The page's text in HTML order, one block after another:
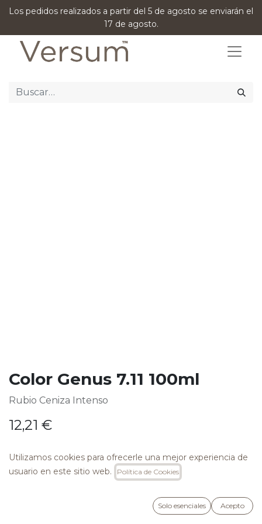
Los pedidos realizados a partir del 5 de agosto se enviarán el
17 de agosto.
Color Genus 7.11 100ml
Rubio Ceniza Intenso
12,21 €
AÑADIR A LA CESTA
Utilizamos cookies para ofrecerle una mejor experiencia de
usuario en este sitio web.
Política de Cookies
Solo esenciales Acepto